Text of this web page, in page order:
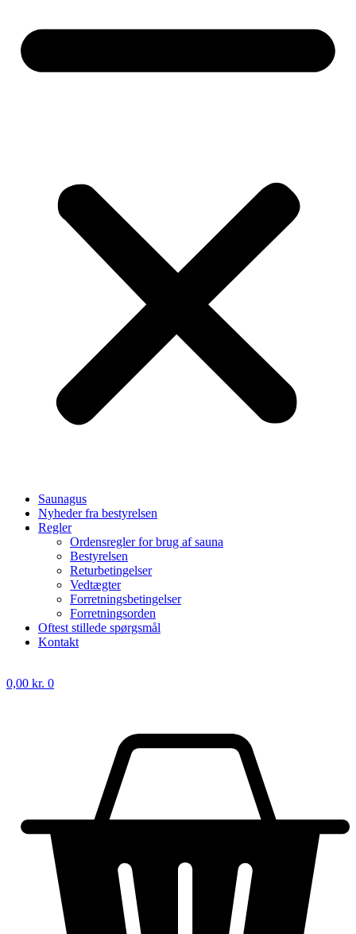
Saunagus
Nyheder fra bestyrelsen
Regler
Ordensregler for brug af sauna
Bestyrelsen
Returbetingelser
Vedtægter
Forretningsbetingelser
Forretningsorden
Oftest stillede spørgsmål
Kontakt
0,00 kr. 0